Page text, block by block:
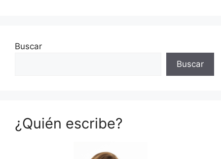
Buscar
Buscar
¿Quién escribe?